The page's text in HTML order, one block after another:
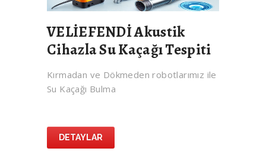
VELİEFENDİ Akustik
Cihazla Su Kaçağı Tespiti
Kırmadan ve Dökmeden robotlarımız ile
Su Kaçağı Bulma
DETAYLAR